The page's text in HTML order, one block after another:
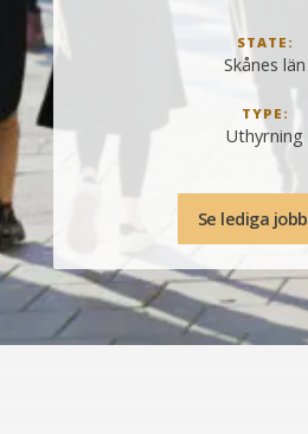
STATE:
Skånes län
TYPE:
Uthyrning
Se lediga jobb